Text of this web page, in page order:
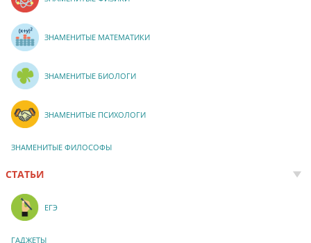
ЗНАМЕНИТЫЕ МАТЕМАТИКИ
ЗНАМЕНИТЫЕ БИОЛОГИ
ЗНАМЕНИТЫЕ ПСИХОЛОГИ
ЗНАМЕНИТЫЕ ФИЛОСОФЫ
СТАТЬИ
ЕГЭ
ГАДЖЕТЫ